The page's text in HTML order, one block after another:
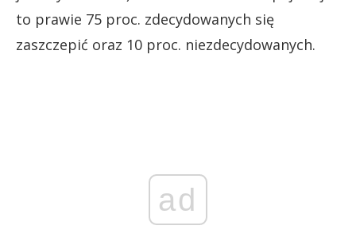
to prawie 75 proc. zdecydowanych się
zaszczepić oraz 10 proc. niezdecydowanych.
ad